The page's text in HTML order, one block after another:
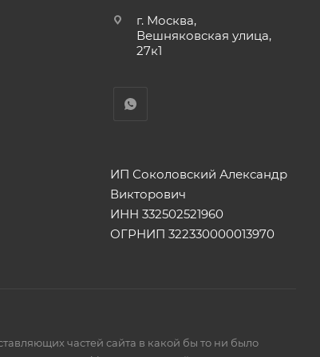
г. Москва,
Вешняковская улица,
27к1
ИП Соколовский Александр
Викторович
ИНН 332502521960
ОГРНИП 322330000013970
частей сайта в какой бы то ни было